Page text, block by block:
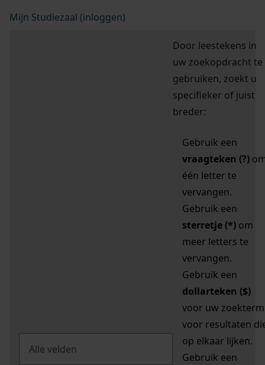
Mijn Studiezaal (inloggen)
Door leestekens in
uw zoekopdracht te
gebruiken, zoekt u
specifieker of juist
breder:
Gebruik een
vraagteken (?)
één letter te
vervangen.
Gebruik een
sterretje (*) om
meer letters te
vervangen.
Gebruik een
dollarteken ($)
voor uw zoekterm
voor resultaten
op elkaar lijken.
Gebruik een